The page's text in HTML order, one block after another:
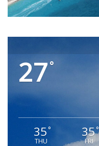
27°
35°
THU
35°
FRI